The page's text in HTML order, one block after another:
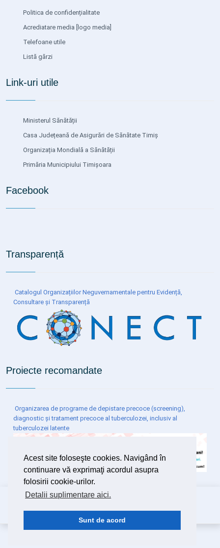
Acest site foloseşte cookies. Navigând în
continuare vă exprimaţi acordul asupra
folosirii cookie-urilor.
Detalii suplimentare aici.
Sunt de acord
Politica de confidențialitate
Acrediatare media [logo media]
Telefoane utile
Listă gărzi
Link-uri utile
Ministerul Sănătății
Casa Județeană de Asigurări de Sănătate Timiș
Organizația Mondială a Sănătății
Primăria Municipiului Timișoara
Facebook
Transparență
Catalogul Organizațiilor Neguvernamentale pentru Evidență,
Consultare și Transparență
Proiecte recomandate
Organizarea de programe de depistare precoce (screening),
diagnostic și tratament precoce al tuberculozei, inclusiv al
tuberculozei latente
Copyright © 2026 Spitalul Clinic de Boli Infecțioase și